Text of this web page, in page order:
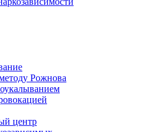
Рожнова
центр